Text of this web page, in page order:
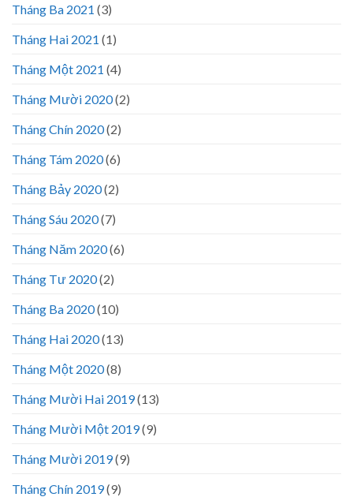
Tháng Ba 2021 (3)
Tháng Hai 2021 (1)
Tháng Một 2021 (4)
Tháng Mười 2020(2)
Tháng Chín 2020(2)
Tháng Tám 2020(6)
Tháng Bảy 2020(2)
Tháng Sáu 2020(7)
Tháng Năm 2020(6)
Tháng Tư 2020(2)
Tháng Ba 2020(10)
Tháng Hai 2020(13)
Tháng Một 2020(8)
Tháng Mười Hai 2019(13)
Tháng Mười Một 2019(9)
Tháng Mười 2019(9)
Tháng Chín 2019(9)